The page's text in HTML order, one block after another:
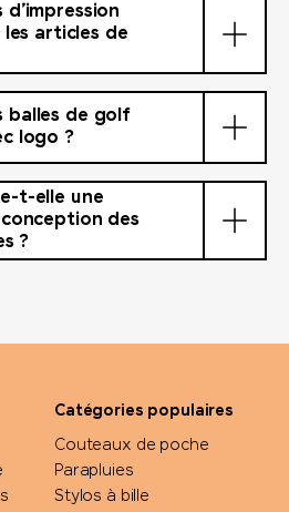
articles de
balles de golf
logo ?
t-elle une
des
?
Catégories populaires
Couteaux de poche
Parapluies
Stylos à bille